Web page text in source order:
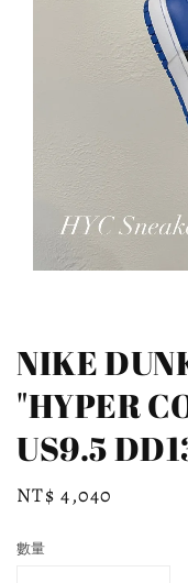
NIKE
"HYPER
US9.5
Regular
NT$ 4,040
數量